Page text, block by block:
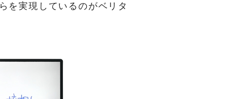
を実現しているのがベリタ